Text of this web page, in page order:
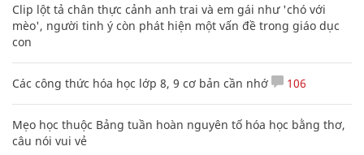
Clip lột tả chân thực cảnh anh trai và em gái như 'chó với
mèo', người tinh ý còn phát hiện một vấn đề trong giáo dục
con
Các công thức hóa học lớp 8, 9 cơ bản cần nhớ 106
Mẹo học thuộc Bảng tuần hoàn nguyên tố hóa học bằng thơ,
câu nói vui vẻ